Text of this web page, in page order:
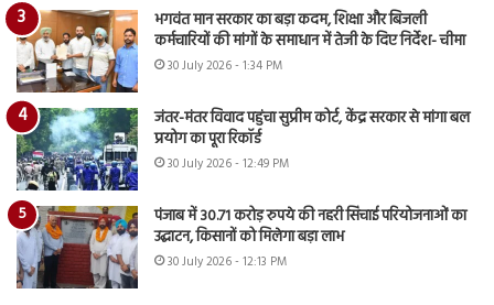
भगवंत मान सरकार का बड़ा कदम, शिक्षा और बिजली
कर्मचारियों की मांगों के समाधान में तेजी के दिए निर्देश- चीमा
30 July 2026 - 1:34 PM
जंतर-मंतर विवाद पहुंचा सुप्रीम कोर्ट, केंद्र सरकार से मांगा बल
प्रयोग का पूरा रिकॉर्ड
30 July 2026 - 12:49 PM
पंजाब में 30.71 करोड़ रुपये की नहरी सिंचाई परियोजनाओं का
उद्घाटन, किसानों को मिलेगा बड़ा लाभ
30 July 2026 - 12:13 PM